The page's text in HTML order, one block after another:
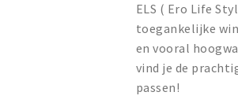
ELS ( Ero Life
toegankelijke
en vooral
vind je de
passen!